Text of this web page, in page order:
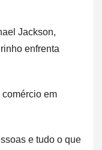
Jackson,
enfrenta
em
e tudo o que